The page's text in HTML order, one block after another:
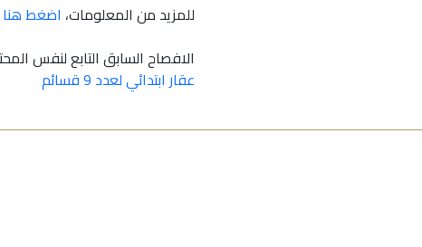
للمزيد من المعلومات، اضغط هنا
الافصاح السابق التابع لنفس
عقار ابتدائي لعدد 9 قسائم